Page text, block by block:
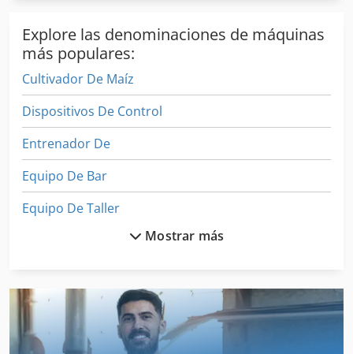
Explore las denominaciones de máquinas
más populares:
Cultivador De Maíz
Dispositivos De Control
Entrenador De
Equipo De Bar
Equipo De Taller
Equipos De Medición
Excavadora Industrial
Generador De
Mostrar más